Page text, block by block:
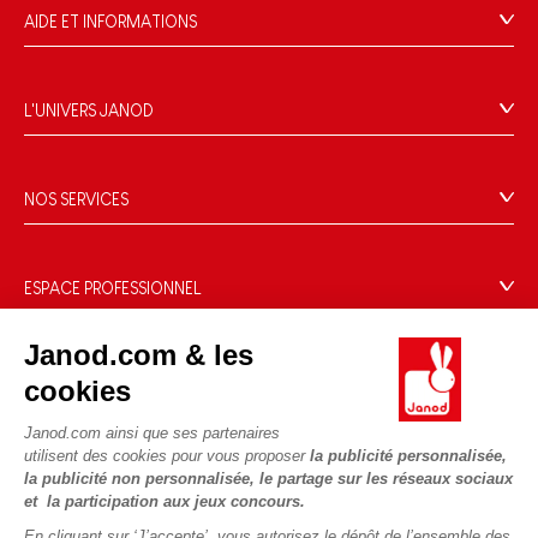
Janod.com & les
cookies
Janod.com ainsi que ses partenaires
utilisent des cookies pour vous proposer la publicité personnalisée,
la publicité non personnalisée, le partage sur les réseaux sociaux
et la participation aux jeux concours.
AIDE ET INFORMATIONS
FAQ
Contact
Rappel Produits
Données personnelles
Gestion des cookies
Conditions du #YesJanod
L'UNIVERS JANOD
Le design
Blog Conseils d'Experts
Le FSC®, c'est quoi ?
Sélection de jouets par âge
Fiche environnementale
NOS SERVICES
Paiement
Livraison
Règles du jeu & notices
Nos guides d'achat
ESPACE PROFESSIONNEL
Espace recrutement
NOUS SUIVRE